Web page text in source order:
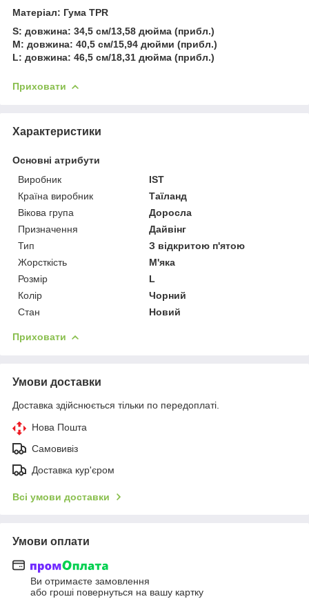
Матеріал: Гума TPR
S: довжина: 34,5 см/13,58 дюйма (прибл.)
M: довжина: 40,5 см/15,94 дюйми (прибл.)
L: довжина: 46,5 см/18,31 дюйма (прибл.)
Приховати
Характеристики
Основні атрибути
Виробник
IST
Країна виробник
Таїланд
Вікова група
Доросла
Призначення
Дайвінг
Тип
З відкритою п'ятою
Жорсткість
М'яка
Розмір
L
Колір
Чорний
Стан
Новий
Приховати
Умови доставки
Доставка здійснюється тільки по передоплаті.
Нова Пошта
Самовивіз
Доставка кур'єром
Всі умови доставки
Умови оплати
Ви отримаєте замовлення
або гроші повернуться на вашу картку